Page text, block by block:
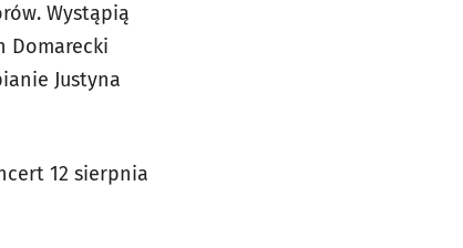
Wystąpią
Domarecki
Justyna
12 sierpnia